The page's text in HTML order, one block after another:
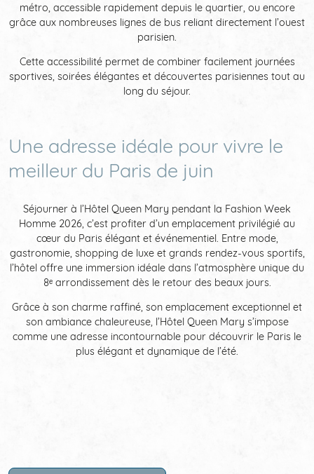
métro, accessible rapidement depuis le quartier, ou encore
grâce aux nombreuses lignes de bus reliant directement l’ouest
parisien.
Cette accessibilité permet de combiner facilement journées
sportives, soirées élégantes et découvertes parisiennes tout au
long du séjour.
Une adresse idéale pour vivre le
meilleur du Paris de juin
Séjourner à l’Hôtel Queen Mary pendant la Fashion Week
Homme 2026, c’est profiter d’un emplacement privilégié au
cœur du Paris élégant et événementiel. Entre mode,
gastronomie, shopping de luxe et grands rendez-vous sportifs,
l’hôtel offre une immersion idéale dans l’atmosphère unique du
8ᵉ arrondissement dès le retour des beaux jours.
Grâce à son charme raffiné, son emplacement exceptionnel et
son ambiance chaleureuse, l’Hôtel Queen Mary s’impose
comme une adresse incontournable pour découvrir le Paris le
plus élégant et dynamique de l’été.